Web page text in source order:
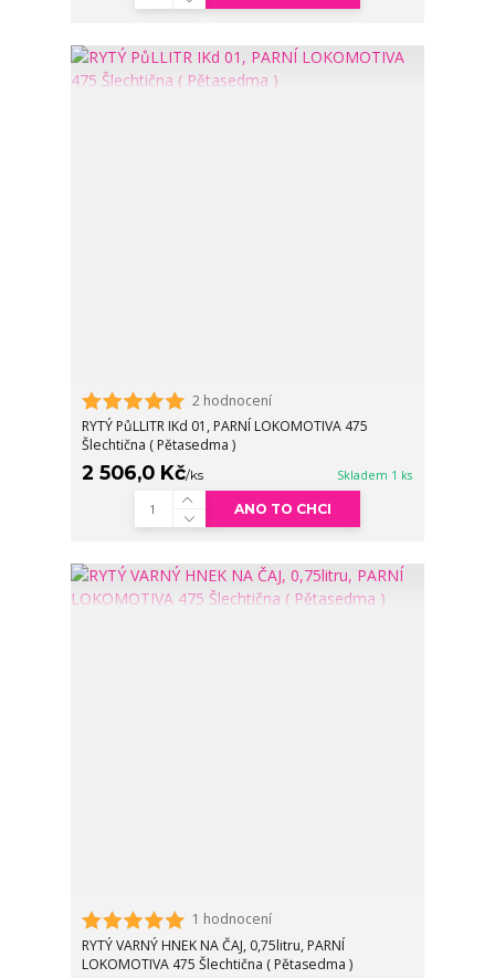
2 hodnocení
RYTÝ PůLLITR IKd 01, PARNÍ LOKOMOTIVA 475
Šlechtična ( Pětasedma )
2 506,0 Kč/ks Skladem 1 ks
ANO TO CHCI
1 hodnocení
RYTÝ VARNÝ HNEK NA ČAJ, 0,75litru, PARNÍ
LOKOMOTIVA 475 Šlechtična ( Pětasedma )